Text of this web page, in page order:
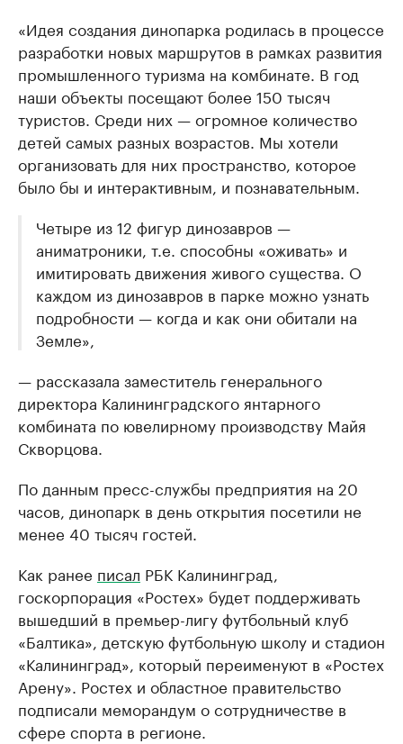
«Идея создания динопарка родилась в процессе
разработки новых маршрутов в рамках развития
промышленного туризма на комбинате. В год
наши объекты посещают более 150 тысяч
туристов. Среди них — огромное количество
детей самых разных возрастов. Мы хотели
организовать для них пространство, которое
было бы и интерактивным, и познавательным.
Четыре из 12 фигур динозавров —
аниматроники, т.е. способны «оживать» и
имитировать движения живого существа. О
каждом из динозавров в парке можно узнать
подробности — когда и как они обитали на
Земле»,
— рассказала заместитель генерального
директора Калининградского янтарного
комбината по ювелирному производству Майя
Скворцова.
По данным пресс-службы предприятия на 20
часов, динопарк в день открытия посетили не
менее 40 тысяч гостей.
Как ранее писал РБК Калининград,
госкорпорация «Ростех» будет поддерживать
вышедший в премьер-лигу футбольный клуб
«Балтика», детскую футбольную школу и стадион
«Калининград», который переименуют в «Ростех
Арену». Ростех и областное правительство
подписали меморандум о сотрудничестве в
сфере спорта в регионе.